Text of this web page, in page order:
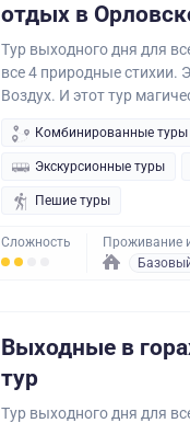
отдых в
Тур выходного дня для
все 4 природные стихии.
Воздух. И этот тур
Комбинированные туры
Экскурсионные туры
Пешие туры
Сложность
Проживание
Выходные в
тур
Тур выходного дня для